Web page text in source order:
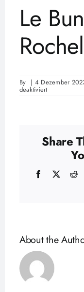
Le
By | 4 Dezember
deaktiviertfür
Share
Facebook
X
About the